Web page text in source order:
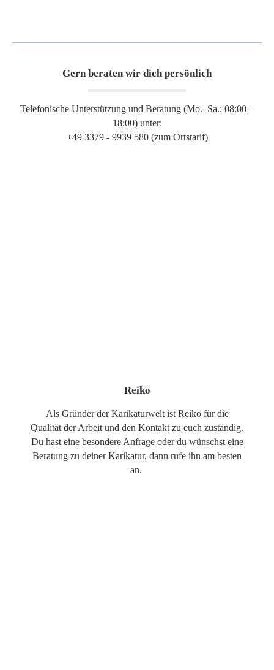
Gern beraten wir dich persönlich
Telefonische Unterstützung und Beratung (Mo.–Sa.: 08:00 –
18:00) unter:
+49 3379 - 9939 580 (zum Ortstarif)
Reiko
Als Gründer der Karikaturwelt ist Reiko für die
Qualität der Arbeit und den Kontakt zu euch zuständig.
Du hast eine besondere Anfrage oder du wünschst eine
Beratung zu deiner Karikatur, dann rufe ihn am besten
an.